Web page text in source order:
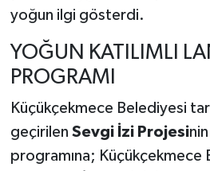
yoğun ilgi gösterdi.
YOĞUN KATILIMLI
PROGRAMI
Küçükçekmece Belediyesi
geçirilen Sevgi İzi Projesi
programına; Küçükçekmece